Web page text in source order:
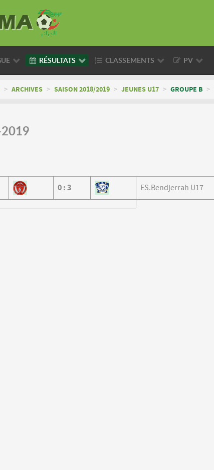
RÉSULTATS CLASSEMENTS PV
> ARCHIVES > SAISON 2018/2019 > JEUNES U17 > GROUPE B >
0 : 3 ES.Bendjerrah U17